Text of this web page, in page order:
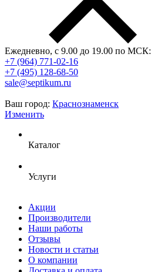
Ежедневно, с 9.00 до 19.00 по МСК:
+7 (964) 771-02-16
+7 (495) 128-68-50
sale@septikum.ru
Ваш город: Краснознаменск
Изменить
Каталог
Услуги
Акции
Производители
Наши работы
Отзывы
Новости и статьи
О компании